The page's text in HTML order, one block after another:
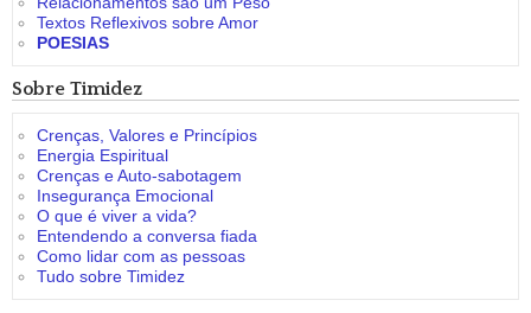
Textos Reflexivos sobre Amor
POESIAS
Sobre Timidez
Crenças, Valores e Princípios
Energia Espiritual
Crenças e Auto-sabotagem
Insegurança Emocional
O que é viver a vida?
Entendendo a conversa fiada
Como lidar com as pessoas
Tudo sobre Timidez